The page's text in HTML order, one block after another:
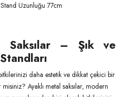
Stand Uzunluğu 77cm
Saksılar – Şık ve
daha estetik ve dikkat çekici bir
Ayaklı metal saksılar, modern